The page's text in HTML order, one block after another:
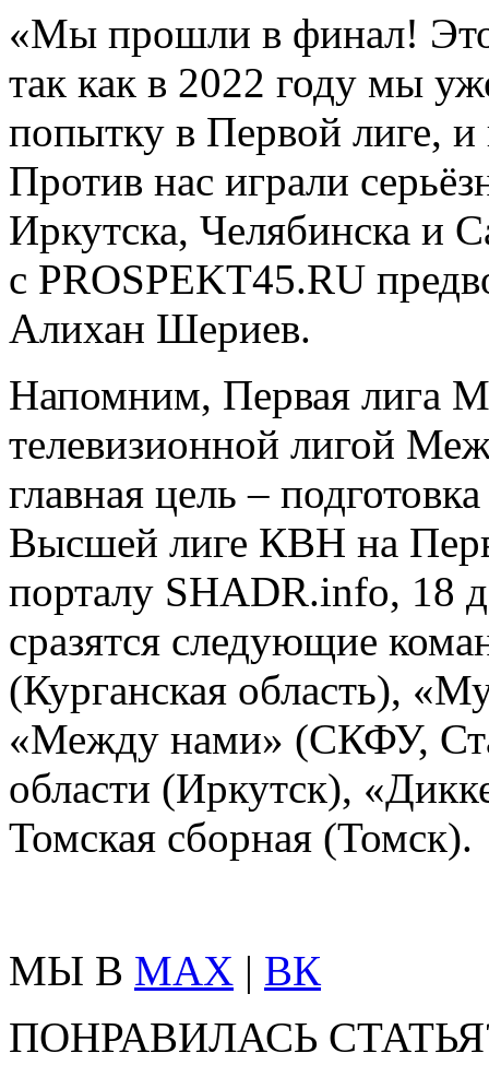
«Мы прошли в финал! Это
так как в 2022 году мы
попытку в Первой лиге,
Против нас играли
Иркутска, Челябинска и
с PROSPEKT45.RU
Алихан Шериев.
Напомним, Первая лига
телевизионной лигой
главная цель –
Высшей лиге КВН на
порталу SHADR.info, 18
сразятся следующие
(Курганская область),
«Между нами» (СКФУ,
области (Иркутск),
Томская сборная (Томск).
МЫ В MAX | ВК
ПОНРАВИЛАСЬ